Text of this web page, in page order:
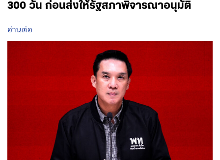
300 วัน ก่อนส่งให้รัฐสภาพิจารณาอนุมัติ
อ่านต่อ